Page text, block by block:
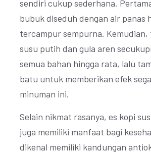
sendiri cukup sederhana.
bubuk diseduh dengan air panas
tercampur sempurna. Kemudian,
susu putih dan gula aren
semua bahan hingga rata, lalu
batu untuk memberikan efek
minuman ini.
Selain nikmat rasanya, es kopi
juga memiliki manfaat bagi
dikenal memiliki kandungan